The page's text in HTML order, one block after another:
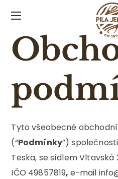
Tyto všeobecné
(“Podmínky”)
Teska, se sídlem Vltavská
IČO 49857819, e-mail